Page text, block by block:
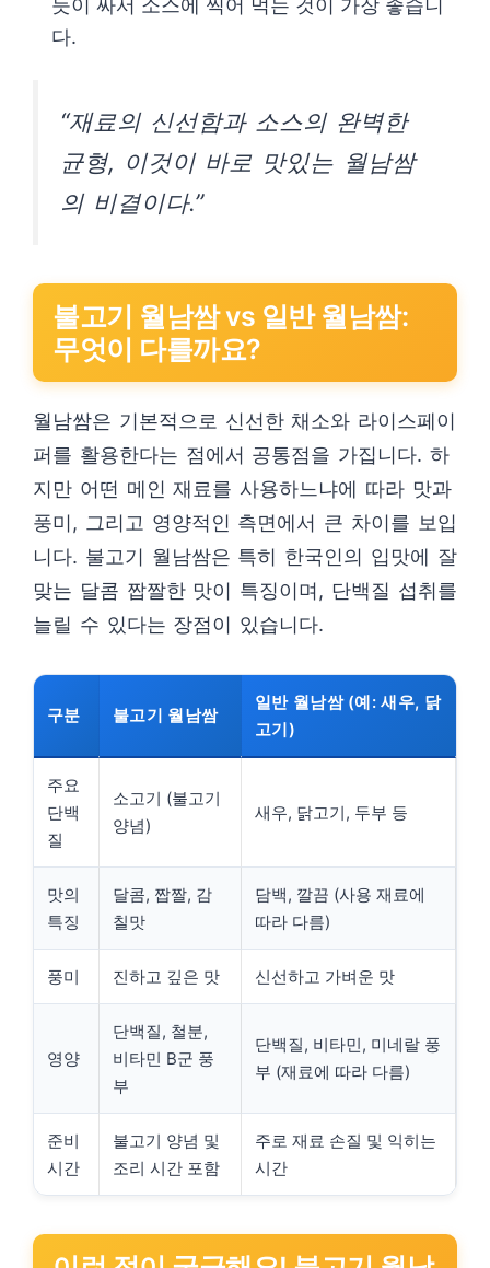
듯이 싸서 소스에 찍어 먹는 것이 가장 좋습니
다.
“재료의 신선함과 소스의 완벽한
균형, 이것이 바로 맛있는 월남쌈
의 비결이다.”
불고기 월남쌈 vs 일반 월남쌈:
무엇이 다를까요?
월남쌈은 기본적으로 신선한 채소와 라이스페이
퍼를 활용한다는 점에서 공통점을 가집니다. 하
지만 어떤 메인 재료를 사용하느냐에 따라 맛과
풍미, 그리고 영양적인 측면에서 큰 차이를 보입
니다. 불고기 월남쌈은 특히 한국인의 입맛에 잘
맞는 달콤 짭짤한 맛이 특징이며, 단백질 섭취를
늘릴 수 있다는 장점이 있습니다.
구분 불고기 월남쌈
일반 월남쌈 (예: 새우, 닭
고기)
주요
단백
질
소고기 (불고기
양념)
새우, 닭고기, 두부 등
맛의
특징
달콤, 짭짤, 감
칠맛
담백, 깔끔 (사용 재료에
따라 다름)
풍미 진하고 깊은 맛 신선하고 가벼운 맛
영양
단백질, 철분,
비타민 B군 풍
부
단백질, 비타민, 미네랄 풍
부 (재료에 따라 다름)
준비
시간
불고기 양념 및
조리 시간 포함
주로 재료 손질 및 익히는
시간